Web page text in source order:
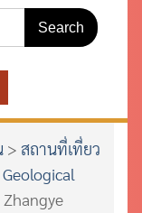
> สถานที่เที่ยว
Zhangye